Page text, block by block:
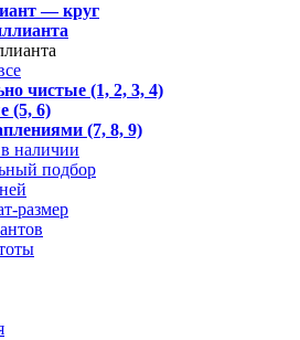
— круг
чистые (1, 2, 3, 4)
(5, 6)
(7, 8, 9)
наличии
подбор
размер